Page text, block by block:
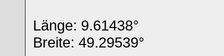
Länge: 9.61438°
Breite: 49.29539°